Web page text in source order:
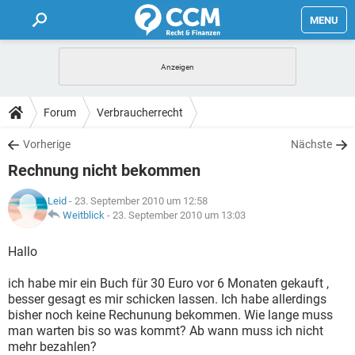
MENU
FORUM
TIPPS
Forum Verbraucherrecht
Vorherige Nächste
Rechnung nicht bekommen
Leid - 23. September 2010 um 12:58
Weitblick - 23. September 2010 um 13:03
Hallo
ich habe mir ein Buch für 30 Euro vor 6 Monaten gekauft ,
besser gesagt es mir schicken lassen. Ich habe allerdings
bisher noch keine Rechunung bekommen. Wie lange muss
man warten bis so was kommt? Ab wann muss ich nicht
mehr bezahlen?